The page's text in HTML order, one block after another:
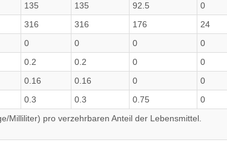
135 135 92.5 0
316 316 176 24
0 0 0 0
0.2 0.2 0 0
0.16 0.16 0 0
0.3 0.3 0.75 0
Milliliter) pro verzehrbaren Anteil der Lebensmittel.